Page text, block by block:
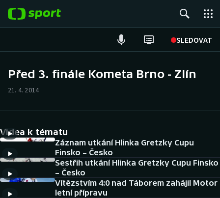
SLEDOVAT
Hokej
Tenis
Atletika
Cyklistika
DALŠÍ SPORTY
Před 3. finále Kometa Brno - Zlín
21. 4. 2014
Videa k tématu
Záznam utkání Hlinka Gretzky Cupu
Finsko – Česko
Sestřih utkání Hlinka Gretzky Cupu Finsko
– Česko
Vítězstvím 4:0 nad Táborem zahájil Motor
letní přípravu